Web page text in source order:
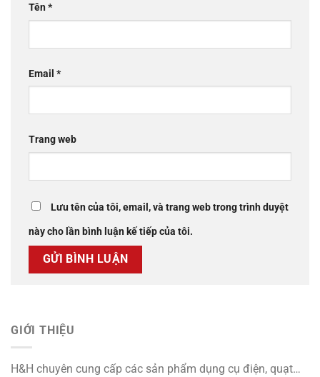
Tên*
Email *
Trang web
Lưu tên của tôi, email, và trang web trong trình duyệt
này cho lần bình luận kế tiếp của tôi.
GIỚI THIỆU
H&H chuyên cung cấp các sản phẩm dụng cụ điện, quạt…